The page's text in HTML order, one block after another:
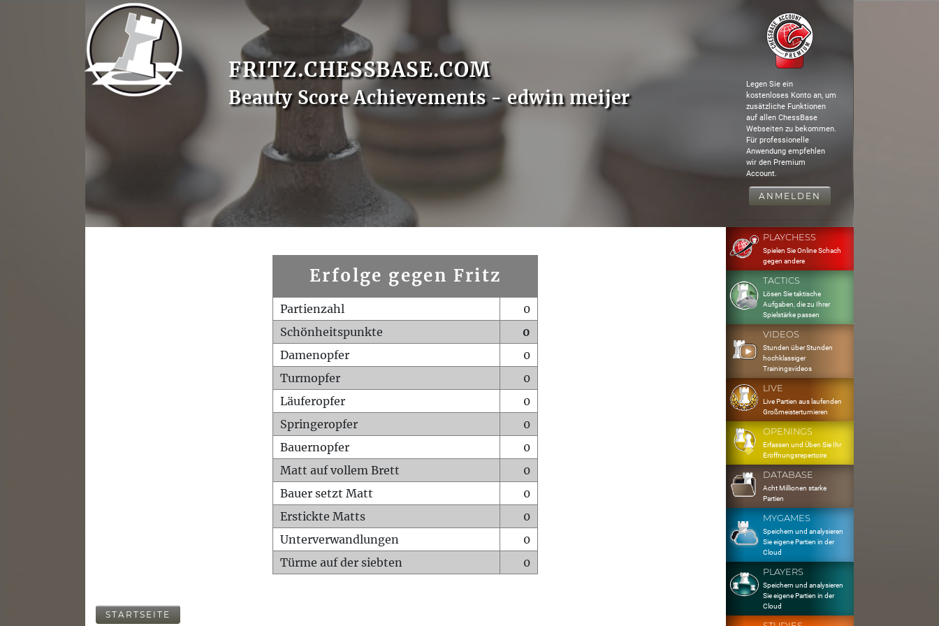
FRITZ.CHESSBASE.COM
Beauty Score Achievements - edwin meijer
Legen Sie ein
kostenloses Konto an, um
zusätzliche Funktionen
auf allen ChessBase
Webseiten zu bekommen.
Für professionelle
Anwendung empfehlen
wir den Premium
Account.
ANMELDEN
Erfolge gegen Fritz
Partienzahl
0
Schönheitspunkte
0
Damenopfer
0
Turmopfer
0
Läuferopfer
0
Springeropfer
0
Bauernopfer
0
Matt auf vollem Brett
0
Bauer setzt Matt
0
Erstickte Matts
0
Unterverwandlungen
0
Türme auf der siebten
0
STARTSEITE
PLAYCHESS
Spielen Sie Online Schach
gegen andere
TACTICS
Lösen Sie taktische
Aufgaben, die zu Ihrer
Spielstärke passen
VIDEOS
Stunden über Stunden
hochklassiger
Trainingsvideos
LIVE
Live Partien aus laufenden
Großmeisterturnieren
OPENINGS
Erfassen und Üben Sie Ihr
Eröffnungsrepertoire
DATABASE
Acht Millionen starke
Partien
MYGAMES
Speichern und analysieren
Sie eigene Partien in der
Cloud
PLAYERS
Speichern und analysieren
Sie eigene Partien in der
Cloud